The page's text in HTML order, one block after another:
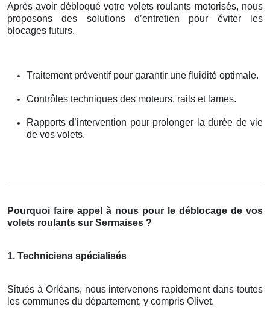
Après avoir débloqué votre volets roulants motorisés, nous
proposons des solutions d’entretien pour éviter les
blocages futurs.
Traitement préventif pour garantir une fluidité optimale.
Contrôles techniques des moteurs, rails et lames.
Rapports d’intervention pour prolonger la durée de vie
de vos volets.
Pourquoi faire appel à nous pour le déblocage de vos
volets roulants sur Sermaises ?
1. Techniciens spécialisés
Situés à Orléans, nous intervenons rapidement dans toutes
les communes du département, y compris Olivet.